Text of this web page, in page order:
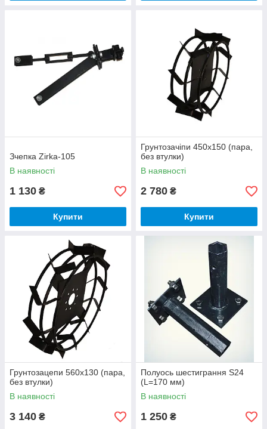
Зчепка Zirka-105
В наявності
1 130 ₴
Купити
Грунтозачіпи 450х150 (пара,
без втулки)
В наявності
2 780 ₴
Купити
Грунтозацепи 560х130 (пара,
без втулки)
В наявності
3 140 ₴
Полуось шестиграння S24
(L=170 мм)
В наявності
1 250 ₴